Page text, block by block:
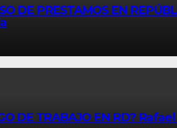
DE PRESTAMOS EN
DE TRABAJO EN RD?